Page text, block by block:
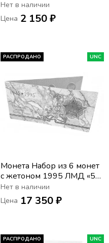
Шпицберген Арктикуголь
ММД
Нет в наличии
Цена 2 150 ₽
РАСПРОДАНО UNC
Монета Набор из 6 монет
с жетоном 1995 ЛМД «50
лет Великой Победы
1945-1995» в
официальном буклете
Нет в наличии
Цена 17 350 ₽
РАСПРОДАНО UNC